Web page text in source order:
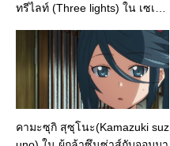
ทรีไลท์ (Three lights) ใน เซเลอ
คามะซุกิ สุซุโนะ(Kamazuki suz